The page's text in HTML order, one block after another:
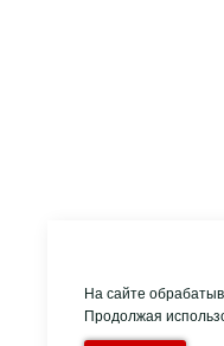
На сайте
Продолжая